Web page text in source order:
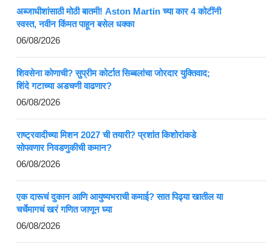
अब्जाधीशांसाठी मोठी बातमी! Aston Martin च्या कार 4 कोटींनी
स्वस्त, नवीन किंमत पाहून बसेल धक्का
06/08/2026
शिवसेना कोणाची? सुप्रीम कोर्टात सिब्बलांचा जोरदार युक्तिवाद;
शिंदे गटाच्या अडचणी वाढणार?
06/08/2026
राष्ट्रवादीच्या मिशन 2027 ची तयारी? प्रशांत किशोरांकडे
सोपवणार निवडणुकीची कमान?
06/08/2026
एक दारूचं दुकान आणि आयुष्यभराची कमाई? सात पिढ्या खातील या
चर्चेमागचं खरं गणित जाणून घ्या
06/08/2026